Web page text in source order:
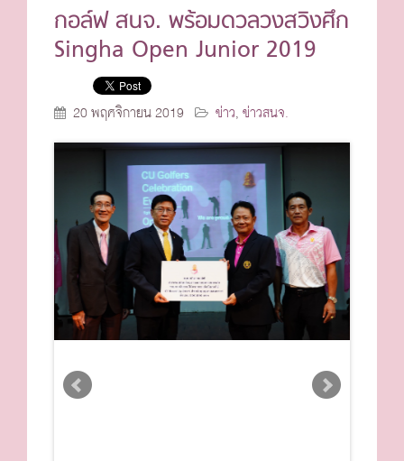
กอล์ฟ สนจ. พร้อมดวลวงสวิงศึก
Singha Open Junior 2019
20 พฤศจิกายน 2019 ข่าว,ข่าวสนจ.